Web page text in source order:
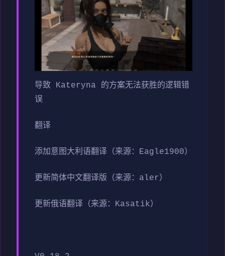
导致 Kateryna 的方案无法获胜的逻辑错
误
翻译
添加意图大利语翻译（来源：Eagle1900）
更新简体中文翻译版（来源：aler）
更新俄语翻译（来源：Kasatik）